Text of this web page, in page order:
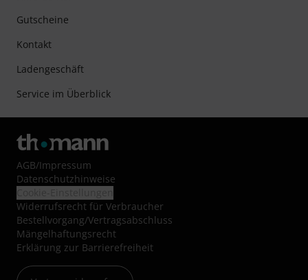
Gutscheine
Kontakt
Ladengeschäft
Service im Überblick
AGB/Impressum
Datenschutzhinweise
Widerrufsrecht für Verbraucher
Bestellvorgang/Vertragsabschluss
Mängelhaftungsrecht
Erklärung zur Barrierefreiheit